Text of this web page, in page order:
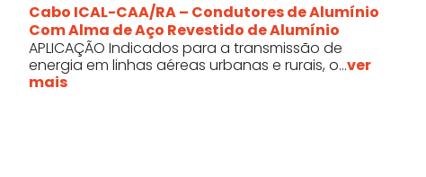
Cabo ICAL-CAA/RA – Condutores de Alumínio
Com Alma de Aço Revestido de Alumínio
APLICAÇÃO Indicados para a transmissão de
energia em linhas aéreas urbanas e rurais, o...ver
mais